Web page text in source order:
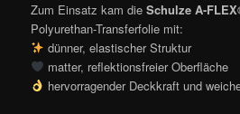
Zum Einsatz kam dieSchulze A-
Polyurethan-Transferfolie mit:
dünner, elastischer Struktur
matter, reflektionsfreier Oberfläche
hervorragender Deckkraft und